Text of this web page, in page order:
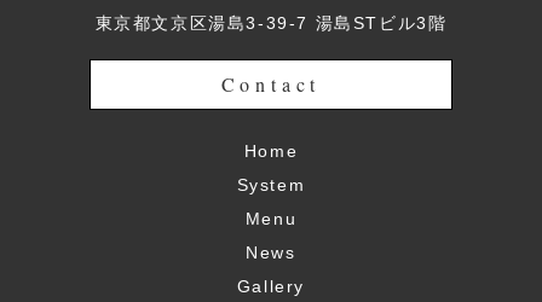
東京都文京区湯島3-39-7 湯島STビル3階
Contact
Home
System
Menu
News
Gallery